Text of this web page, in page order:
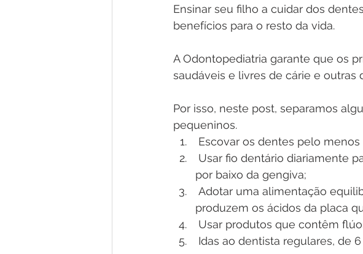
Ensinar seu filho a cuidar dos
benefícios para o resto da vida.
A Odontopediatria garante que os
saudáveis e livres de cárie e outras
Por isso, neste post, separamos
pequeninos.
Escovar os dentes pelo menos
por baixo da gengiva;
produzem os ácidos da placa
Usar produtos que contêm
Idas ao dentista regulares, de